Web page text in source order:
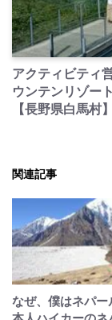
アクティビティ
ウンテンリゾー
【長野県白馬村】
関連記事
なぜ、僕はネパー